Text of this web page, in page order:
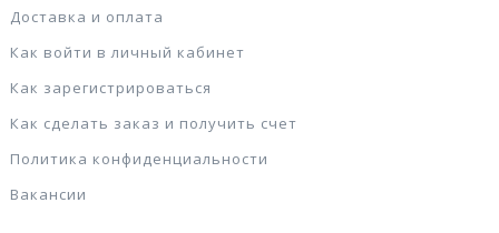
Доставка и оплата
Как войти в личный кабинет
Как зарегистрироваться
Как сделать заказ и получить счет
Политика конфиденциальности
Вакансии